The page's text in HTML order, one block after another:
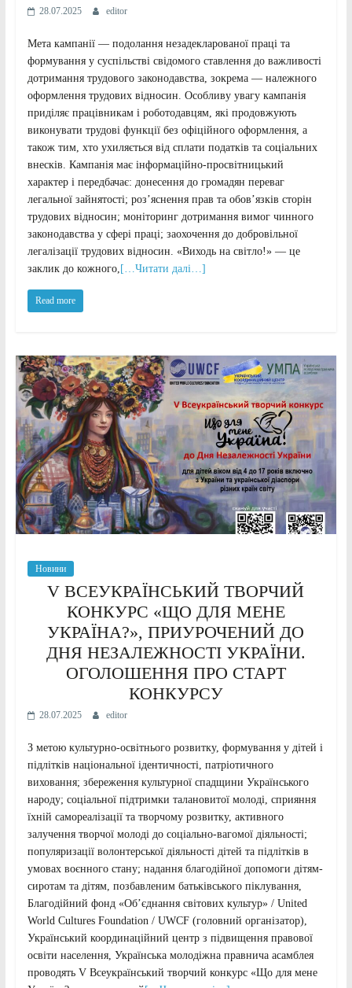
28.07.2025 editor
Мета кампанії — подолання незадекларованої праці та
формування у суспільстві свідомого ставлення до важливості
дотримання трудового законодавства, зокрема — належного
оформлення трудових відносин. Особливу увагу кампанія
приділяє працівникам і роботодавцям, які продовжують
виконувати трудові функції без офіційного оформлення, а
також тим, хто ухиляється від сплати податків та соціальних
внесків. Кампанія має інформаційно-просвітницький
характер і передбачає: донесення до громадян переваг
легальної зайнятості; роз’яснення прав та обов’язків сторін
трудових відносин; моніторинг дотримання вимог чинного
законодавства у сфері праці; заохочення до добровільної
легалізації трудових відносин. «Виходь на світло!» — це
заклик до кожного, […Читати далі…]
Read more
Новини
V ВСЕУКРАЇНСЬКИЙ ТВОРЧИЙ
КОНКУРС «ЩО ДЛЯ МЕНЕ
УКРАЇНА?», ПРИУРОЧЕНИЙ ДО
ДНЯ НЕЗАЛЕЖНОСТІ УКРАЇНИ.
ОГОЛОШЕННЯ ПРО СТАРТ
КОНКУРСУ
28.07.2025 editor
З метою культурно-освітнього розвитку, формування у дітей і
підлітків національної ідентичності, патріотичного
виховання; збереження культурної спадщини Українського
народу; соціальної підтримки талановитої молоді, сприяння
їхній самореалізації та творчому розвитку, активного
залучення творчої молоді до соціально-вагомої діяльності;
популяризації волонтерської діяльності дітей та підлітків в
умовах воєнного стану; надання благодійної допомоги дітям-
сиротам та дітям, позбавленим батьківського піклування,
Благодійний фонд «Об’єднання світових культур» / United
World Cultures Foundation / UWCF (головний організатор),
Український координаційний центр з підвищення правової
освіти населення, Українська молодіжна правнича асамблея
проводять V Всеукраїнський творчий конкурс «Що для мене